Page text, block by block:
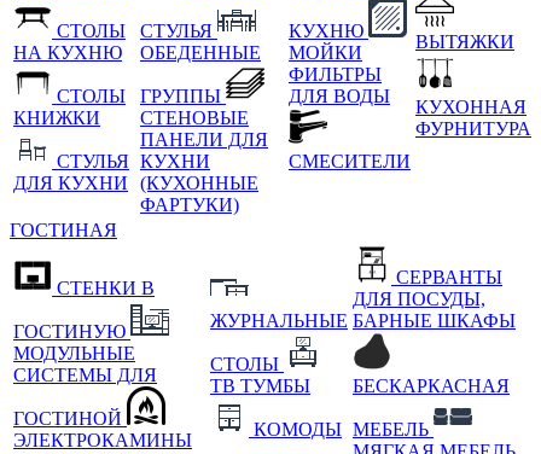
СТОЛЫ
НА КУХНЮ
СТОЛЫ
КНИЖКИ
СТУЛЬЯ
ДЛЯ КУХНИ
СТУЛЬЯ
ОБЕДЕННЫЕ
ГРУППЫ
СТЕНОВЫЕ
ПАНЕЛИ ДЛЯ
КУХНИ
(КУХОННЫЕ
ФАРТУКИ)
КУХНЮ
МОЙКИ
ФИЛЬТРЫ
ДЛЯ ВОДЫ
СМЕСИТЕЛИ
ВЫТЯЖКИ
КУХОННАЯ
ФУРНИТУРА
ГОСТИНАЯ
СТЕНКИ В
ГОСТИНУЮ
МОДУЛЬНЫЕ
СИСТЕМЫ ДЛЯ
ГОСТИНОЙ
ЭЛЕКТРОКАМИНЫ
ЖУРНАЛЬНЫЕ
СТОЛЫ
ТВ ТУМБЫ
КОМОДЫ
СЕРВАНТЫ
ДЛЯ ПОСУДЫ,
БАРНЫЕ ШКАФЫ
БЕСКАРКАСНАЯ
МЕБЕЛЬ